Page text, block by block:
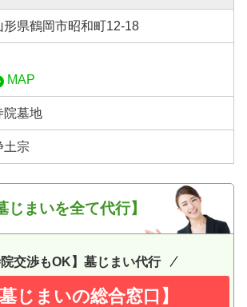
形県鶴岡市昭和町12-18
MAP
院墓地
土宗
じまいを全て代行】
院交渉もOK】墓じまい代行
墓じまいの総合窓口】